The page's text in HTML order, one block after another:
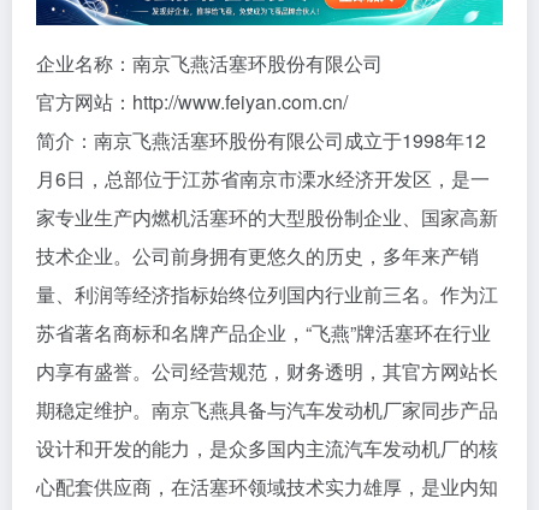
企业名称：南京飞燕活塞环股份有限公司
官方网站：http://www.feiyan.com.cn/
简介：南京飞燕活塞环股份有限公司成立于1998年12
月6日，总部位于江苏省南京市溧水经济开发区，是一
家专业生产内燃机活塞环的大型股份制企业、国家高新
技术企业。公司前身拥有更悠久的历史，多年来产销
量、利润等经济指标始终位列国内行业前三名。作为江
苏省著名商标和名牌产品企业，“飞燕”牌活塞环在行业
内享有盛誉。公司经营规范，财务透明，其官方网站长
期稳定维护。南京飞燕具备与汽车发动机厂家同步产品
设计和开发的能力，是众多国内主流汽车发动机厂的核
心配套供应商，在活塞环领域技术实力雄厚，是业内知